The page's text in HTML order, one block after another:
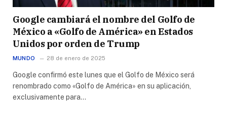
Google cambiará el nombre del Golfo de
México a «Golfo de América» en Estados
Unidos por orden de Trump
MUNDO 28 de enero de 2025
Google confirmó este lunes que el Golfo de México será
renombrado como «Golfo de América» en su aplicación,
exclusivamente para…